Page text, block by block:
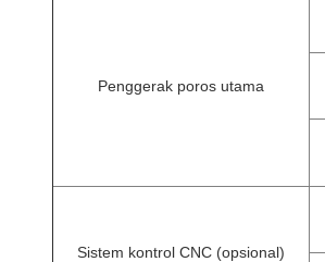
Penggerak poros utama
Sistem kontrol CNC (opsional)